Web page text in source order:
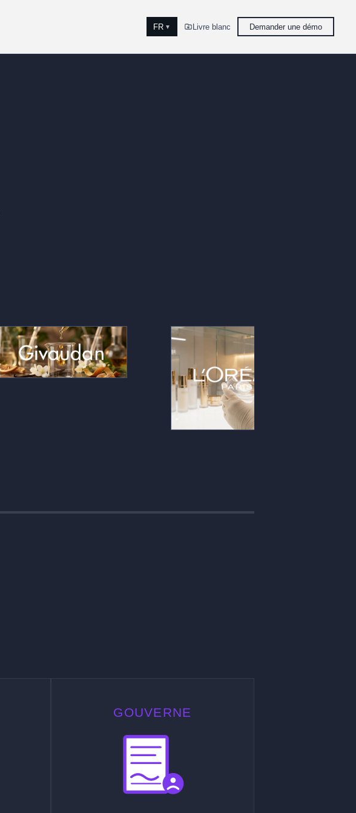
FR ▼ Livre blanc Demander une démo
Les retours consommateurs,
texture, parfum, ressenti, sont lus à
l’échelle et transformés en signaux
exploitables : l’innovation produit et
les décisions marketing s’appuient
GOUVERNE